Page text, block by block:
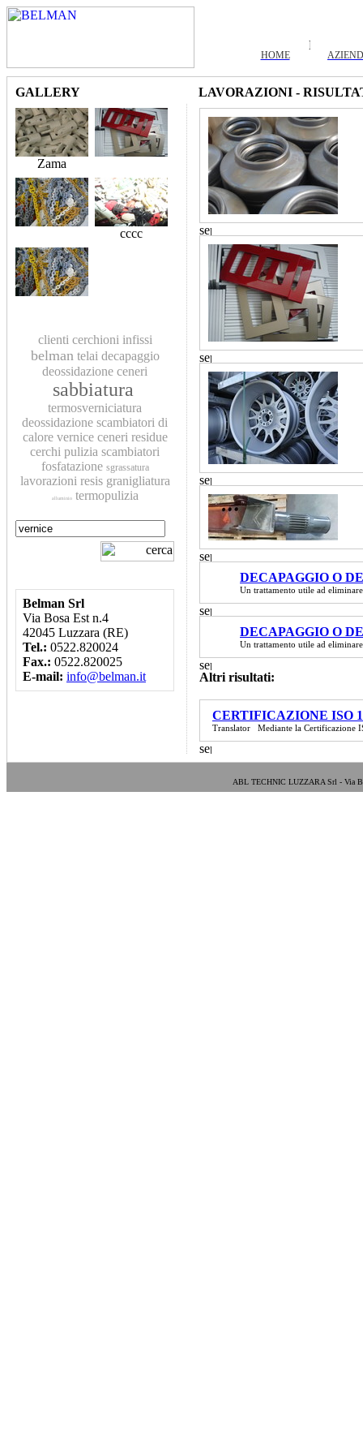
HOME
GALLERY LAVORAZIONI -
Zama
cccc
clienti cerchioni infissi
belman telai decapaggio
deossidazione ceneri
sabbiatura
termosverniciatura
deossidazione scambiatori di
calore vernice ceneri residue
cerchi pulizia scambiatori
fosfatazione sgrassatura
lavorazioni resis granigliatura
alluminio termopulizia
Belman Srl
Via Bosa Est n.4
42045 Luzzara (RE)
Tel.: 0522.820024
Fax.: 0522.820025
E-mail: info@belman.it
DECAPAGGIO O
Un trattamento utile ad
DECAPAGGIO O
Un trattamento utile ad
Altri risultati:
CERTIFICAZIONE ISO
Translator Mediante la Certificazione
ABL TECHNIC LUZZARA Srl - Via